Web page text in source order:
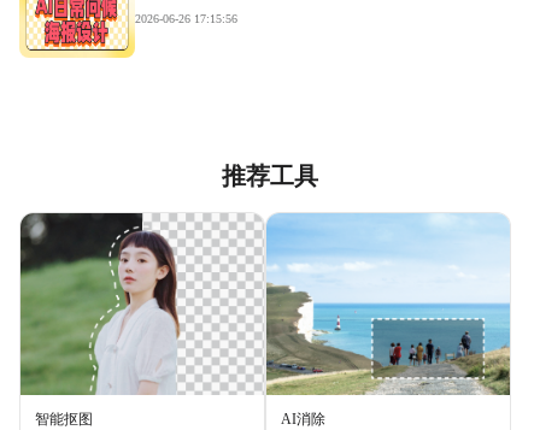
2026-06-26 17:15:56
推荐工具
智能抠图 AI消除